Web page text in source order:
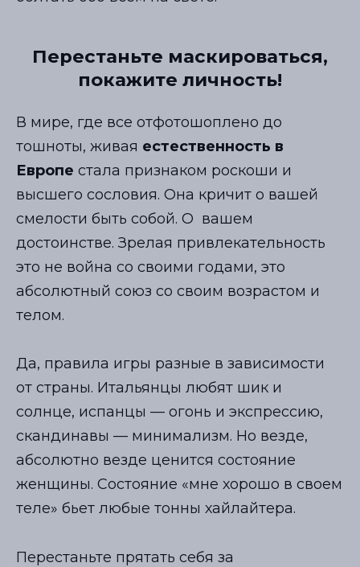
Перестаньте маскироваться,
покажите личность!
В мире, где все отфотошоплено до
тошноты, живая естественность в
Европе стала признаком роскоши и
высшего сословия. Она кричит о вашей
смелости быть собой. О вашем
достоинстве. Зрелая привлекательность
это не война со своими годами, это
абсолютный союз со своим возрастом и
телом.
Да, правила игры разные в зависимости
от страны. Итальянцы любят шик и
солнце, испанцы — огонь и экспрессию,
скандинавы — минимализм. Но везде,
абсолютно везде ценится состояние
женщины. Состояние «мне хорошо в своем
теле» бьет любые тонны хайлайтера.
Перестаньте прятать себя за